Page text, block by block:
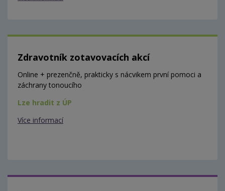
Zdravotník zotavovacích akcí
Online + prezenčně, prakticky s nácvikem první pomoci a
záchrany tonoucího
Lze hradit z ÚP
Více informací